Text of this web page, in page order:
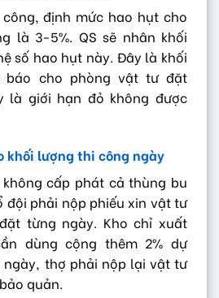
định mức hao hụt cho
là 3-5%. QS sẽ nhân khối
số hao hụt này. Đây là khối
báo cho phòng vật tư đặt
là giới hạn đỏ không được
khối lượng thi công ngày
cấp phát cả thùng bu
đội phải nộp phiếu xin vật tư
từng ngày. Kho chỉ xuất
dùng cộng thêm 2% dự
ngày, thợ phải nộp lại vật tư
quản.